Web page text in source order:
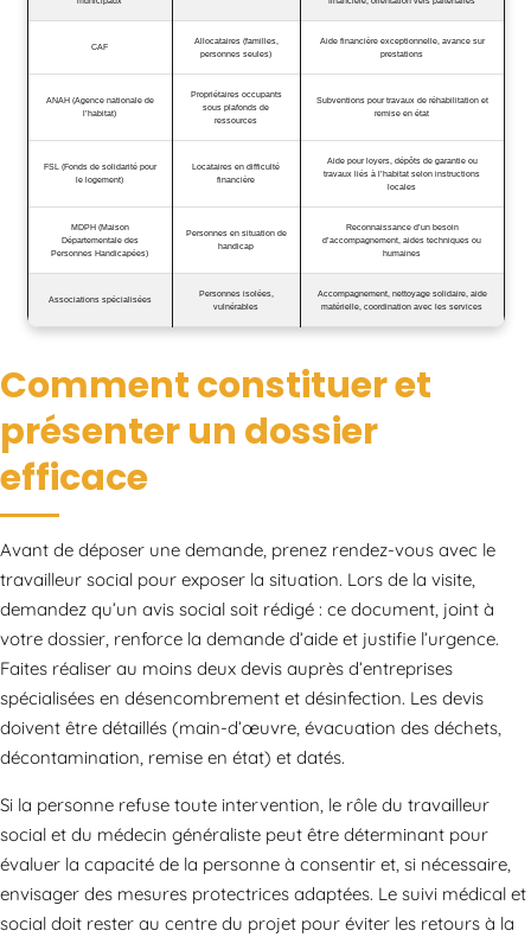
CAF
Allocataires (familles,
personnes seules)
Aide financière exceptionnelle, avance sur
prestations
ANAH (Agence nationale de
l’habitat)
Propriétaires occupants
sous plafonds de
ressources
Subventions pour travaux de réhabilitation et
remise en état
FSL (Fonds de solidarité pour
le logement)
Locataires en difficulté
financière
Aide pour loyers, dépôts de garantie ou
travaux liés à l’habitat selon instructions
locales
MDPH (Maison
Départementale des
Personnes Handicapées)
Personnes en situation de
handicap
Reconnaissance d’un besoin
d’accompagnement, aides techniques ou
humaines
Associations spécialisées
Personnes isolées,
vulnérables
Accompagnement, nettoyage solidaire, aide
matérielle, coordination avec les services
Comment constituer et
présenter un dossier
efficace
Avant de déposer une demande, prenez rendez-vous avec le
travailleur social pour exposer la situation. Lors de la visite,
demandez qu’un avis social soit rédigé : ce document, joint à
votre dossier, renforce la demande d’aide et justifie l’urgence.
Faites réaliser au moins deux devis auprès d’entreprises
spécialisées en désencombrement et désinfection. Les devis
doivent être détaillés (main-d’œuvre, évacuation des déchets,
décontamination, remise en état) et datés.
Si la personne refuse toute intervention, le rôle du travailleur
social et du médecin généraliste peut être déterminant pour
évaluer la capacité de la personne à consentir et, si nécessaire,
envisager des mesures protectrices adaptées. Le suivi médical et
social doit rester au centre du projet pour éviter les retours à la